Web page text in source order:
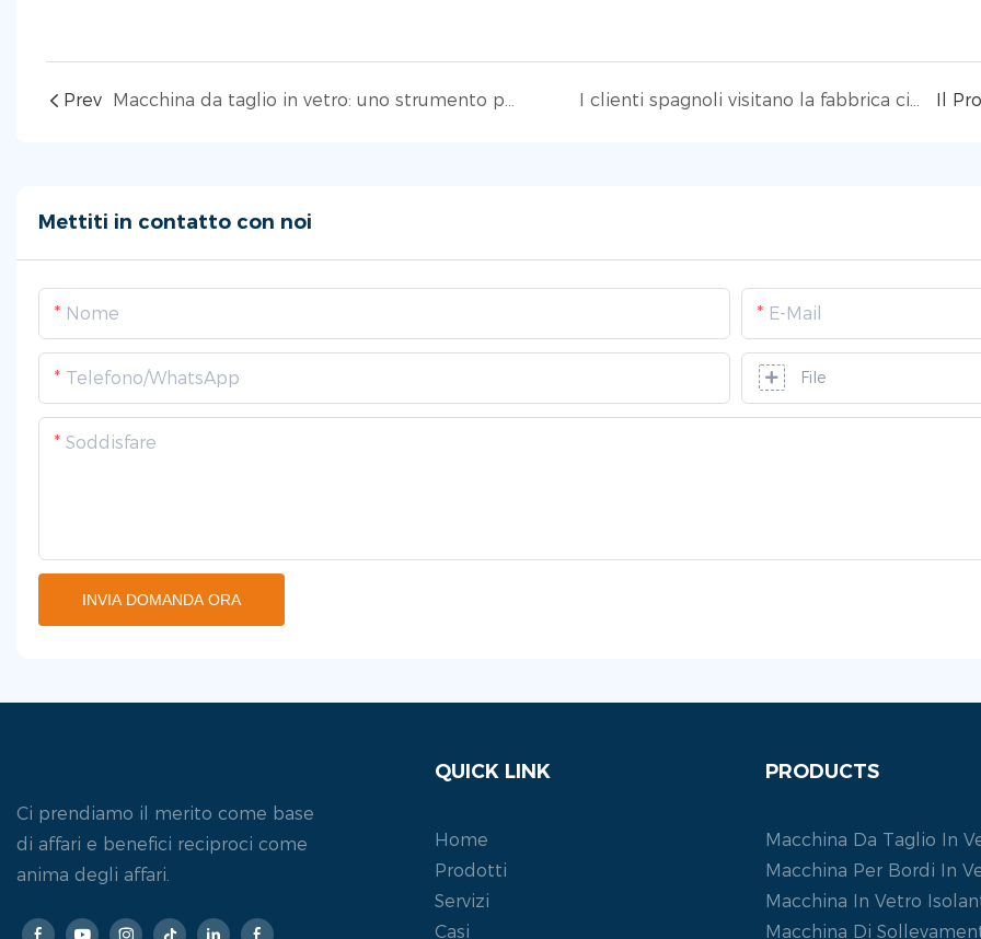
Prev Macchina da taglio in vetro: uno strumento per l'artigianato moderno I clienti spagnoli visitano la fabbrica cinese: prospettive di scambio culturale e cooperazione Il
Mettiti in contatto con noi
Nome E-Mail
Telefono/WhatsApp File
Soddisfare
INVIA DOMANDA ORA
Ci prendiamo il merito come base
di affari e benefici reciproci come
anima degli affari.
QUICK LINK
Home
Prodotti
Servizi
Casi
PRODUCTS
Macchina Da Taglio In
Macchina Per Bordi In
Macchina In Vetro
Macchina Di